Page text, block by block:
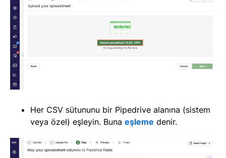
Her CSV sütununu bir Pipedrive alanına (sistem
veya özel) eşleyin. Buna eşleme denir.